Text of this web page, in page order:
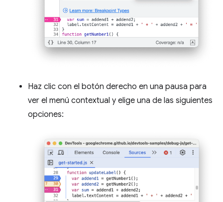
Haz clic con el botón derecho en una pausa para
ver el menú contextual y elige una de las siguientes
opciones: